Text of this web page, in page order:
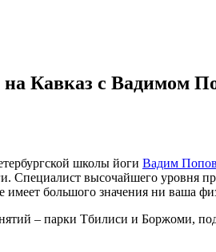
на Кавказ с Вадимом
школы йоги Вадим
Специалист высочайшего уровня
большого значения ни ваша
– парки Тбилиси и Боржоми,